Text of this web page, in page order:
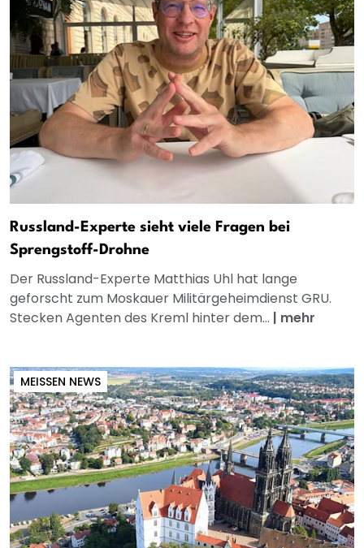
Russland-Experte sieht viele Fragen bei
Sprengstoff-Drohne
Der Russland-Experte Matthias Uhl hat lange
geforscht zum Moskauer Militärgeheimdienst GRU.
Stecken Agenten des Kreml hinter dem... | mehr
MEISSEN NEWS